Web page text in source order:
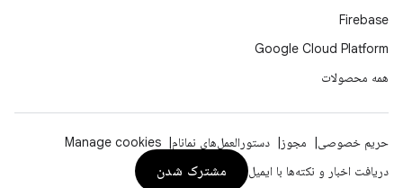
Firebase
Google Cloud Platform
همه محصولات
حریم خصوصی مجوز دستورالعمل‌های نمانام
Manage cookies
دریافت اخبار و نکته‌ها با ایمیل
مشترک شدن